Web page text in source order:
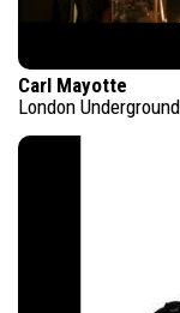
Carl Mayotte
London